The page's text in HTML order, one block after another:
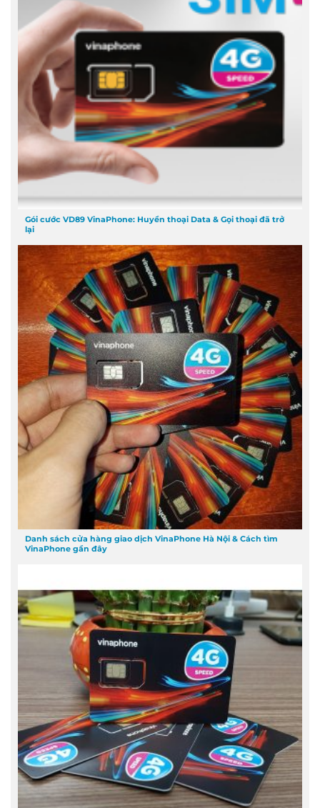
Gói cước VD89 VinaPhone: Huyền thoại Data & Gọi thoại đã trở
lại
Danh sách cửa hàng giao dịch VinaPhone Hà Nội & Cách tìm
VinaPhone gần đây